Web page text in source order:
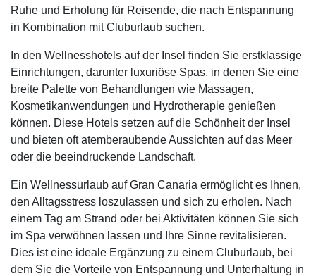
Ruhe und Erholung für Reisende, die nach Entspannung
in Kombination mit Cluburlaub suchen.
In den Wellnesshotels auf der Insel finden Sie erstklassige
Einrichtungen, darunter luxuriöse Spas, in denen Sie eine
breite Palette von Behandlungen wie Massagen,
Kosmetikanwendungen und Hydrotherapie genießen
können. Diese Hotels setzen auf die Schönheit der Insel
und bieten oft atemberaubende Aussichten auf das Meer
oder die beeindruckende Landschaft.
Ein Wellnessurlaub auf Gran Canaria ermöglicht es Ihnen,
den Alltagsstress loszulassen und sich zu erholen. Nach
einem Tag am Strand oder bei Aktivitäten können Sie sich
im Spa verwöhnen lassen und Ihre Sinne revitalisieren.
Dies ist eine ideale Ergänzung zu einem Cluburlaub, bei
dem Sie die Vorteile von Entspannung und Unterhaltung in